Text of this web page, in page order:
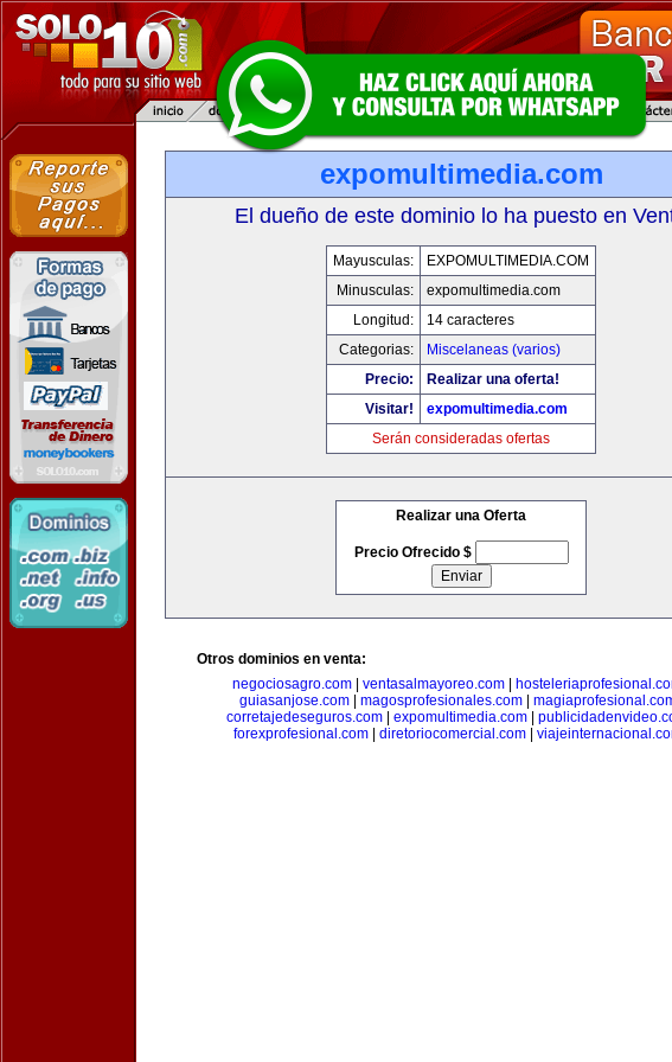
expomultimedia.com
El dueño de este dominio lo ha puesto en
Mayusculas:
EXPOMULTIMEDIA.COM
Minusculas:
expomultimedia.com
Longitud:
14 caracteres
Categorias:
Miscelaneas (varios)
Precio:
Realizar una oferta!
Visitar!
expomultimedia.com
Serán consideradas ofertas
Realizar una Oferta
Precio Ofrecido $
Otros dominios en venta:
negociosagro.com
ventasalmayoreo.com
guiasanjose.com| magosprofesionales.com|
corretajedeseguros.com
expomultimedia.com
forexprofesional.com| diretoriocomercial.com|